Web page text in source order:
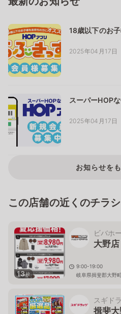
18歳以下のお
2025年04月17日
スーパーHOPな
2025年04月17日
お知らせを
この店舗の近くのチラシ
13枚
ビバホ
大野店
9:00-19:00
岐阜県揖斐郡大野
スギド
揖斐